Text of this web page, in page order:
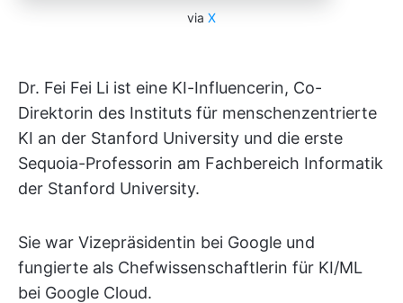
via X
Dr. Fei Fei Li ist eine KI-Influencerin, Co-
Direktorin des Instituts für menschenzentrierte
KI an der Stanford University und die erste
Sequoia-Professorin am Fachbereich Informatik
der Stanford University.
Sie war Vizepräsidentin bei Google und
fungierte als Chefwissenschaftlerin für KI/ML
bei Google Cloud.